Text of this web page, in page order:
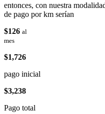
entonces, con nuestra
de pago por km serían
$126 al
mes
$1,726
pago inicial
$3,238
Pago total